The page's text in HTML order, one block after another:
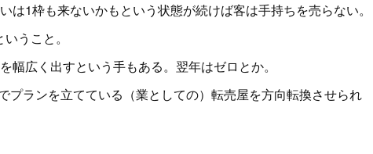
1枠も来ないかもという状態が続けば客は手持ちを売らない。
うこと。
広く出すという手もある。翌年はゼロとか。
ランを立てている（業としての）転売屋を方向転換させられ